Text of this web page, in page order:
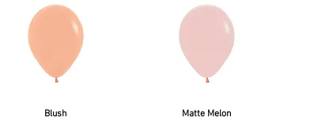
Blush Matte Melon